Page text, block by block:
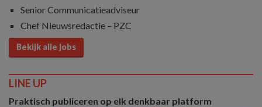
Senior Communicatieadviseur
Chef Nieuwsredactie – PZC
Bekijk alle jobs
LINE UP
Praktisch publiceren op elk denkbaar platform